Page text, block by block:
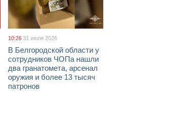
10:26 31 июля 2026
В Белгородской области у
сотрудников ЧОПа нашли
два гранатомета, арсенал
оружия и более 13 тысяч
патронов